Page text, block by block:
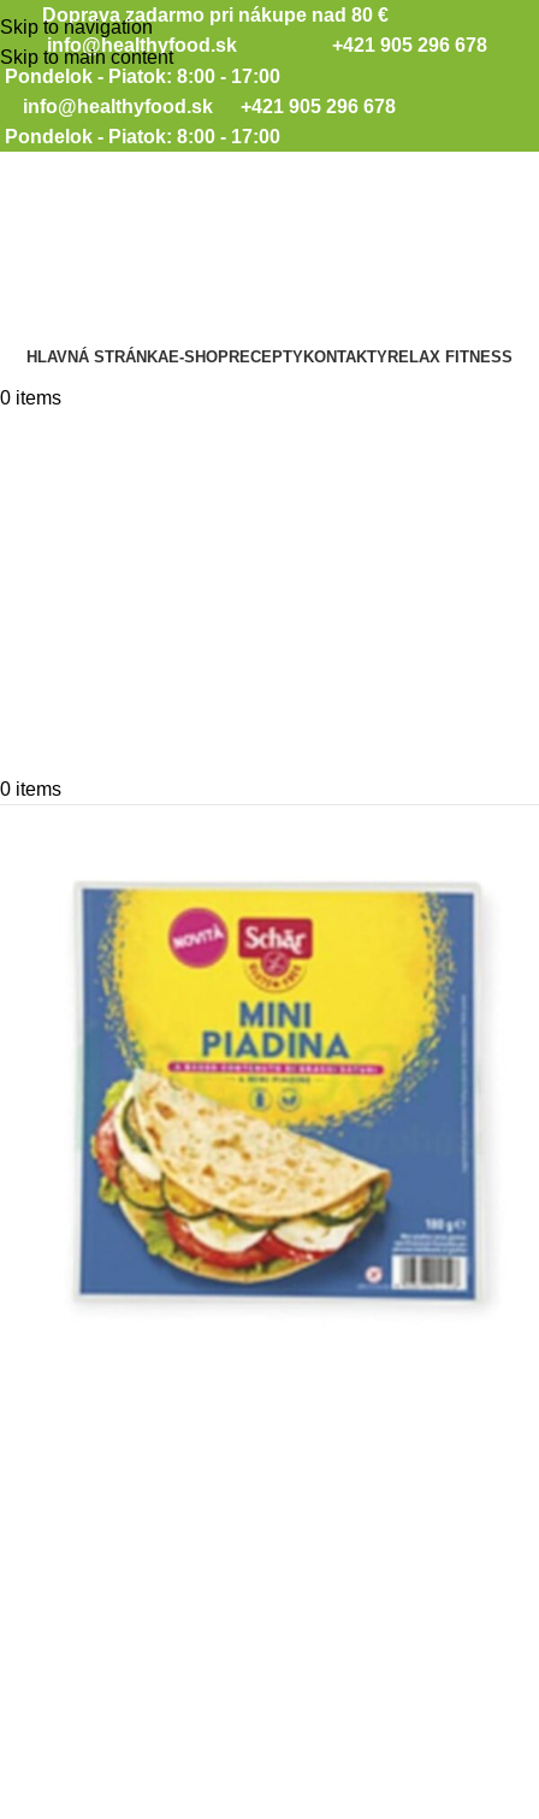
Skip to navigation
Skip to main content
Doprava zadarmo pri nákupe nad 80 €
info@healthyfood.sk
+421 905 296 678
Pondelok - Piatok: 8:00 - 17:00
info@healthyfood.sk
+421 905 296 678
Pondelok - Piatok: 8:00 - 17:00
HLAVNÁ STRÁNKAE-SHOPRECEPTYKONTAKTYRELAX FITNESS
0 items
0 items